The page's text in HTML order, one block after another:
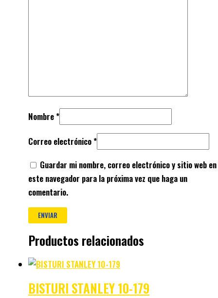
Nombre*
Correo electrónico*
Guardar mi nombre, correo electrónico y sitio web en
este navegador para la próxima vez que haga un
comentario.
Productos relacionados
BISTURI STANLEY 10-179